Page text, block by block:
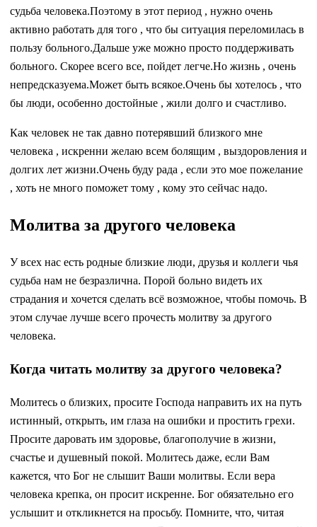
судьба человека.Поэтому в этот период , нужно очень
активно работать для того , что бы ситуация переломилась в
пользу больного.Дальше уже можно просто поддерживать
больного. Скорее всего все, пойдет легче.Но жизнь , очень
непредсказуема.Может быть всякое.Очень бы хотелось , что
бы люди, особенно достойные , жили долго и счастливо.
Как человек не так давно потерявший близкого мне
человека , искренни желаю всем болящим , выздоровления и
долгих лет жизни.Очень буду рада , если это мое пожелание
, хоть не много поможет тому , кому это сейчас надо.
Молитва за другого человека
У всех нас есть родные близкие люди, друзья и коллеги чья
судьба нам не безразлична. Порой больно видеть их
страдания и хочется сделать всё возможное, чтобы помочь. В
этом случае лучше всего прочесть молитву за другого
человека.
Когда читать молитву за другого человека?
Молитесь о близких, просите Господа направить их на путь
истинный, открыть, им глаза на ошибки и простить грехи.
Просите даровать им здоровье, благополучие в жизни,
счастье и душевный покой. Молитесь даже, если Вам
кажется, что Бог не слышит Ваши молитвы. Если вера
человека крепка, он просит искренне. Бог обязательно его
услышит и откликнется на просьбу. Помните, что, читая